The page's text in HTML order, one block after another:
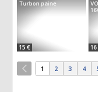
Turbon paine
15 €
1 2 3 4